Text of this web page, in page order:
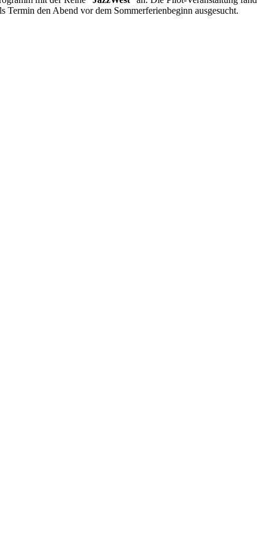
Termin den Abend vor dem Sommerferienbeginn ausgesucht.